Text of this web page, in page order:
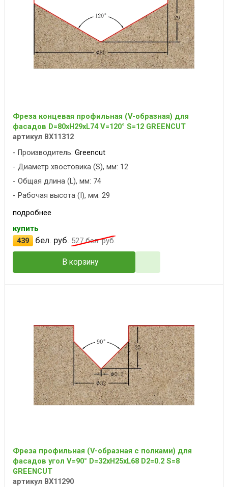
Фреза концевая профильная (V-образная) для
фасадов D=80xH29xL74 V=120° S=12 GREENCUT
артикул BX11312
Производитель: Greencut
Диаметр хвостовика (S), мм: 12
Общая длина (L), мм: 74
Рабочая высота (I), мм: 29
подробнее
купить
439
бел. руб. 527бел. руб.
В корзину
Фреза профильная (V-образная с полками) для
фасадов угол V=90° D=32xH25xL68 D2=0.2 S=8
GREENCUT
артикул BX11290